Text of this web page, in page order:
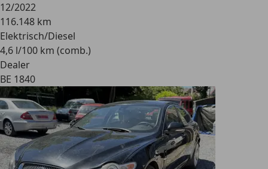
12/2022
116.148 km
Elektrisch/Diesel
4,6 l/100 km (comb.)
Dealer
BE 1840